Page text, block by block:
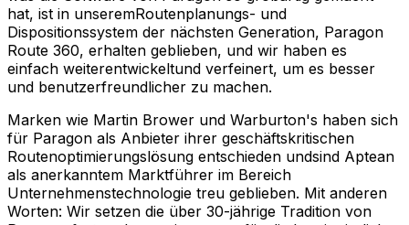
hat, ist in unseremRoutenplanungs- und
Dispositionssystem der nächsten Generation, Paragon
Route 360, erhalten geblieben, und wir haben es
einfach weiterentwickeltund verfeinert, um es besser
und benutzerfreundlicher zu machen.
Marken wie Martin Brower und Warburton's haben sich
für Paragon als Anbieter ihrer geschäftskritischen
Routenoptimierungslösung entschieden undsind Aptean
als anerkanntem Marktführer im Bereich
Unternehmenstechnologie treu geblieben. Mit anderen
Worten: Wir setzen die über 30-jährige Tradition von